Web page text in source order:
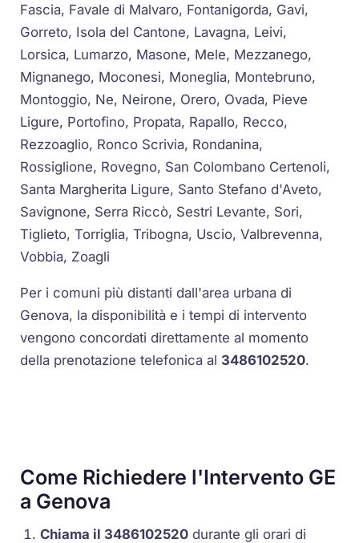
Fascia, Favale di Malvaro, Fontanigorda, Gavi,
Gorreto, Isola del Cantone, Lavagna, Leivi,
Lorsica, Lumarzo, Masone, Mele, Mezzanego,
Mignanego, Moconesi, Moneglia, Montebruno,
Montoggio, Ne, Neirone, Orero, Ovada, Pieve
Ligure, Portofino, Propata, Rapallo, Recco,
Rezzoaglio, Ronco Scrivia, Rondanina,
Rossiglione, Rovegno, San Colombano Certenoli,
Santa Margherita Ligure, Santo Stefano d'Aveto,
Savignone, Serra Riccò, Sestri Levante, Sori,
Tiglieto, Torriglia, Tribogna, Uscio, Valbrevenna,
Vobbia, Zoagli
Per i comuni più distanti dall'area urbana di
Genova, la disponibilità e i tempi di intervento
vengono concordati direttamente al momento
della prenotazione telefonica al 3486102520.
Come Richiedere l'Intervento GE
a Genova
Chiama il 3486102520 durante gli orari di